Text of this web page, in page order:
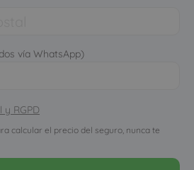
vía WhatsApp)
RGPD
calcular el precio del seguro, nunca te